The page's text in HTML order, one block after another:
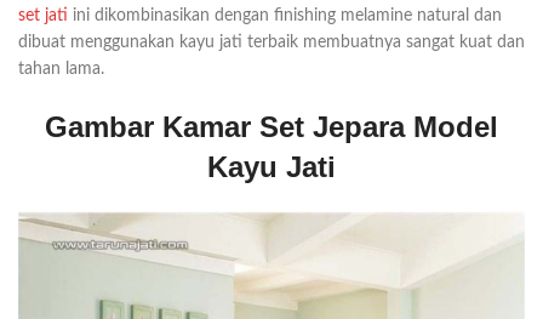
set jati ini dikombinasikan dengan finishing melamine natural dan
dibuat menggunakan kayu jati terbaik membuatnya sangat kuat dan
tahan lama.
Gambar Kamar Set Jepara Model
Kayu Jati